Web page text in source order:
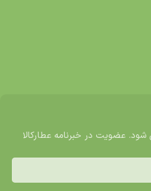
عضویت در خبرنامه عطارکالا